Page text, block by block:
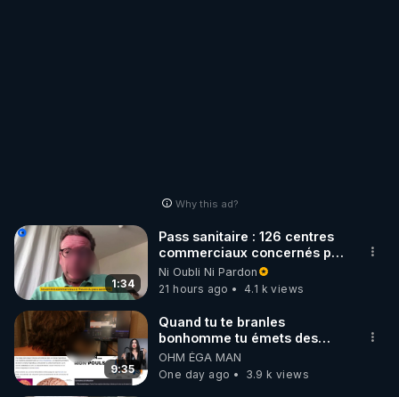
Why this ad?
1:34
Pass sanitaire : 126 centres
commerciaux concernés par
l'obligation dans toute la
France
Ni Oubli Ni Pardon
21 hours ago
4.1 k views
9:35
Quand tu te branles
bonhomme tu émets des
ondes ils ont juste omis de
t'expliquer
OHM ÉGA MAN
One day ago
3.9 k views